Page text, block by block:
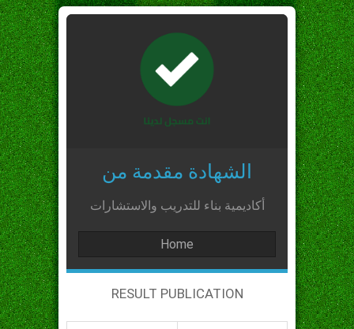
الشهادة مقدمة من
أكاديمية بناء للتدريب والاستشارات
Home
RESULT PUBLICATION